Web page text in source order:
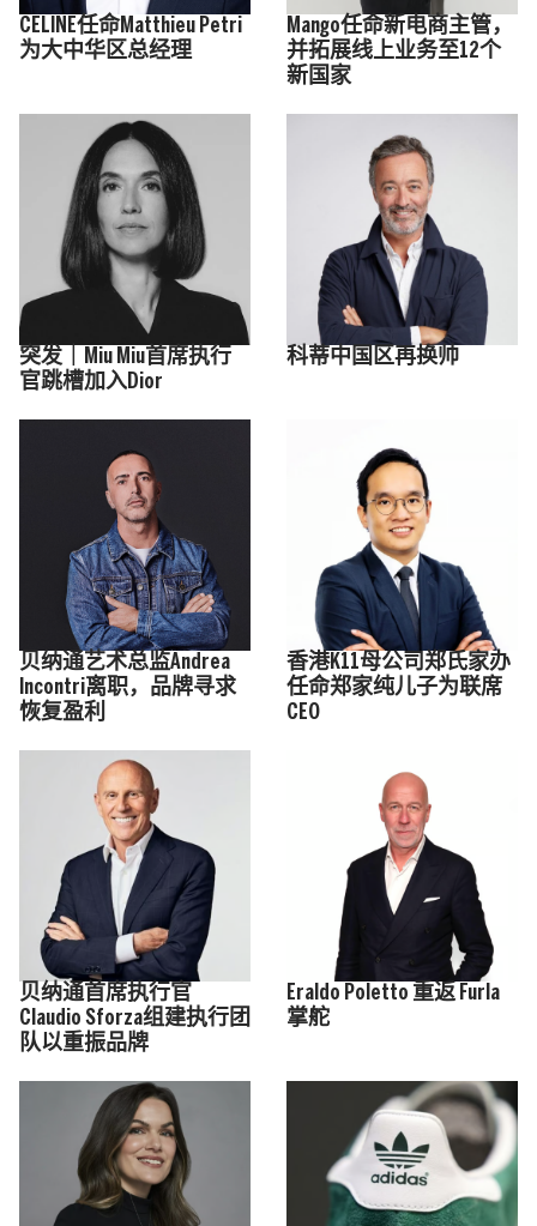
CELINE任命Matthieu Petri
为大中华区总经理
Mango任命新电商主管，
并拓展线上业务至12个
新国家
突发｜Miu Miu首席执行
官跳槽加入Dior
科蒂中国区再换帅
贝纳通艺术总监Andrea
Incontri离职，品牌寻求
恢复盈利
香港K11母公司郑氏家办
任命郑家纯儿子为联席
CEO
贝纳通首席执行官
Claudio Sforza组建执行团
队以重振品牌
Eraldo Poletto 重返 Furla
掌舵